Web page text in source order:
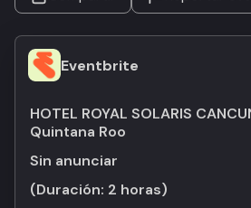
Eventbrite
HOTEL ROYAL SOLARIS
Quintana Roo
Sin anunciar
(Duración: 2 horas)